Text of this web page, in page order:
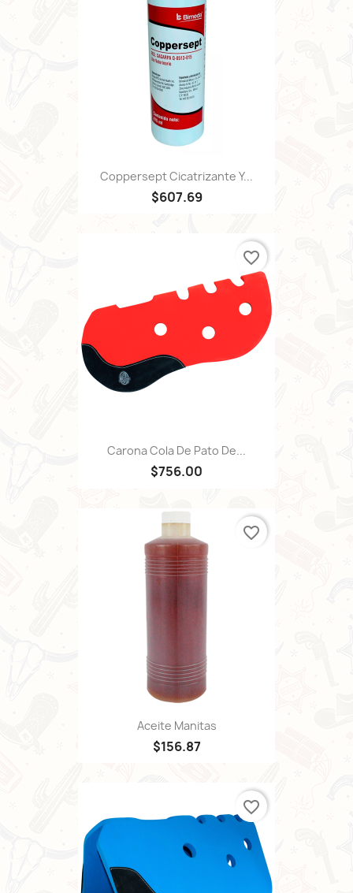
Coppersept Cicatrizante Y...
$607.69
Carona Cola De Pato De...
$756.00
favorite_border
Aceite Manitas
$156.87
favorite_border
favorite_border